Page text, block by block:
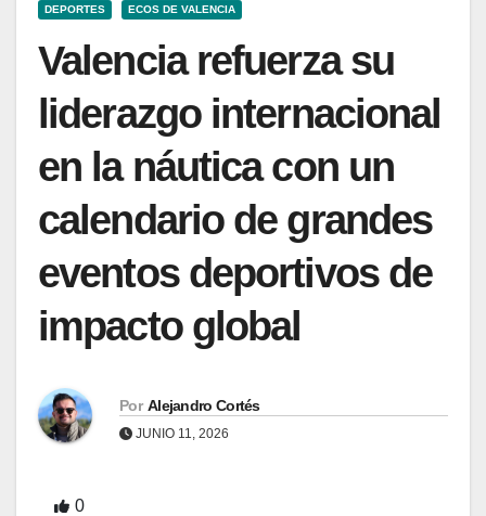
DEPORTES ECOS DE VALENCIA
Valencia refuerza su
liderazgo internacional
en la náutica con un
calendario de grandes
eventos deportivos de
impacto global
Por Alejandro Cortés
JUNIO 11, 2026
0